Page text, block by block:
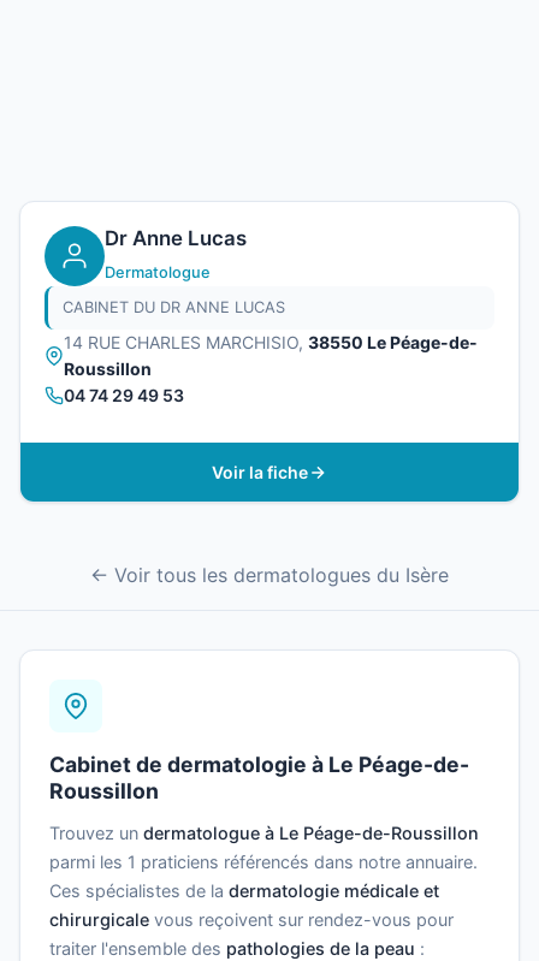
Dr Anne Lucas
Dermatologue
CABINET DU DR ANNE LUCAS
14 RUE CHARLES MARCHISIO, 38550 Le Péage-de-
Roussillon
04 74 29 49 53
Voir la fiche
← Voir tous les dermatologues du Isère
Cabinet de dermatologie à Le Péage-de-
Roussillon
Trouvez un dermatologue à Le Péage-de-Roussillon
parmi les 1 praticiens référencés dans notre annuaire.
Ces spécialistes de la dermatologie médicale et
chirurgicale vous reçoivent sur rendez-vous pour
traiter l'ensemble des pathologies de la peau :